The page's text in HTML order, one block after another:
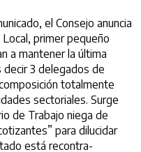
el Consejo anuncia
primer pequeño
a mantener la última
decir 3 delegados de
totalmente
sectoriales. Surge
de Trabajo niega de
para dilucidar
está recontra-